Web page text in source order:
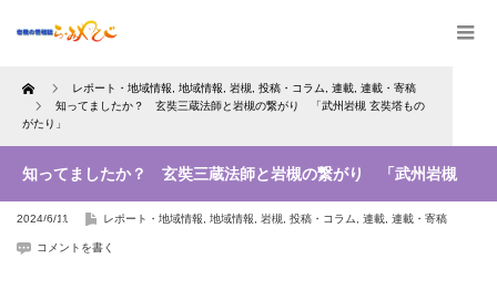
Home レポート・地域情報 地域情報 岩槻 投稿・コラム 連載 連載・寄稿
知ってましたか？ 玄奘三蔵法師と岩槻の繋がり 「武州岩槻 玄奘塔もの
がたり」
知ってましたか？ 玄奘三蔵法師と岩槻の繋がり 「武州岩槻
玄奘塔ものがたり」
2024/6/11 レポート・地域情報 地域情報 岩槻 投稿・コラム 連載 連載・寄稿
コメントを書く